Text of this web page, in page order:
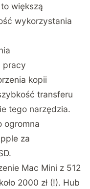
większą
wykorzystania
pracy
kopii
transferu
tego narzędzia.
ogromna
za
Mac Mini z 512
2000 zł (!). Hub